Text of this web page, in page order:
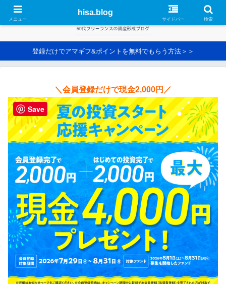
登録だけでアマギフ&ポイントを無料でもらう方法＞＞
＼会員登録だけで現金2,000円／
メニュー
hisa.blog
サイドバー 検索
Save